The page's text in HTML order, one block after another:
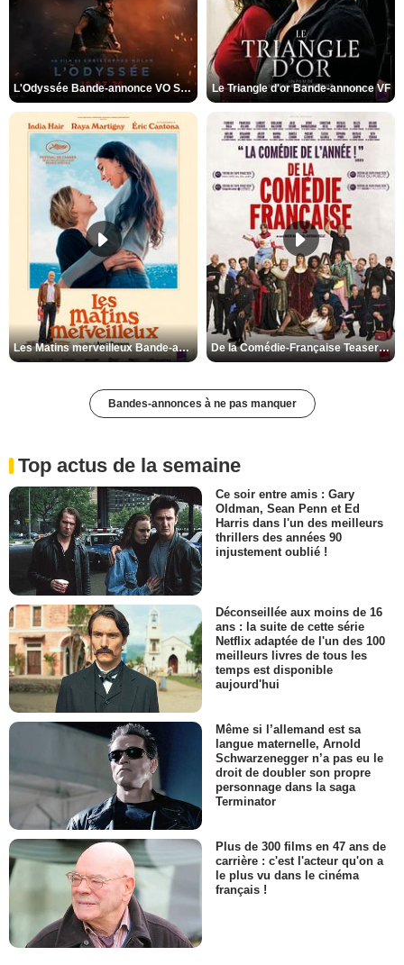
L'Odyssée Bande-annonce VO STFR Le Triangle d'or Bande-annonce VF
Les Matins merveilleux Bande-annonce VF De la Comédie-Française Teaser VF
Bandes-annonces à ne pas manquer
Top actus de la semaine
Ce soir entre amis : Gary
Oldman, Sean Penn et Ed
Harris dans l'un des meilleurs
thrillers des années 90
injustement oublié !
Déconseillée aux moins de 16
ans : la suite de cette série
Netflix adaptée de l'un des 100
meilleurs livres de tous les
temps est disponible
aujourd'hui
Même si l’allemand est sa
langue maternelle, Arnold
Schwarzenegger n’a pas eu le
droit de doubler son propre
personnage dans la saga
Terminator
Plus de 300 films en 47 ans de
carrière : c'est l'acteur qu'on a
le plus vu dans le cinéma
français !